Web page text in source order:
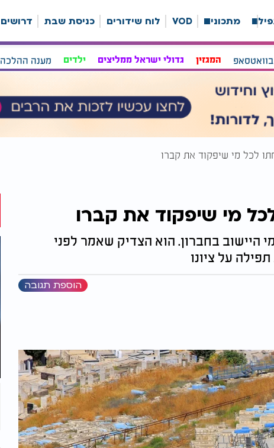
מתכונים VOD לוח שידורים כניסת שבת דרושים
המגזין גדולי ישראל ממליצים ילדים מענה ההלכה
לכל מי שיפקוד את קברו
מי שיפקוד את קברו
היישוב בחברון. הוא הצדיק שאמר לפני
על ציונו
הוספת תגובה